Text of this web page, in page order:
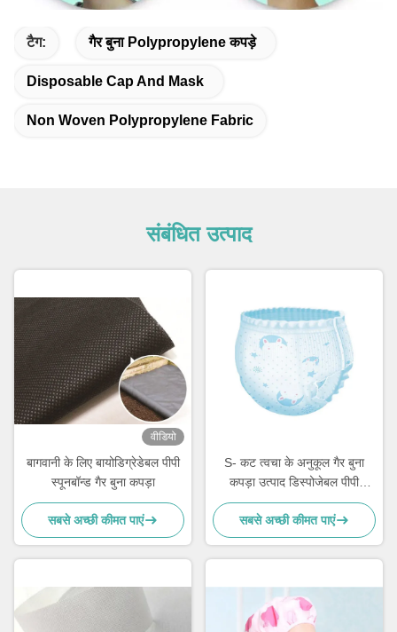
टैग: गैर बुना Polypropylene कपड़े
Disposable Cap And Mask
Non Woven Polypropylene Fabric
संबंधित उत्पाद
वीडियो
बागवानी के लिए बायोडिग्रेडेबल पीपी
स्पूनबॉन्ड गैर बुना कपड़ा
सबसे अच्छी कीमत पाएं
S- कट त्वचा के अनुकूल गैर बुना
कपड़ा उत्पाद डिस्पोजेबल पीपी
नॉनवॉवन बेबी / वयस्क डायपर के लिए
सबसे अच्छी कीमत पाएं